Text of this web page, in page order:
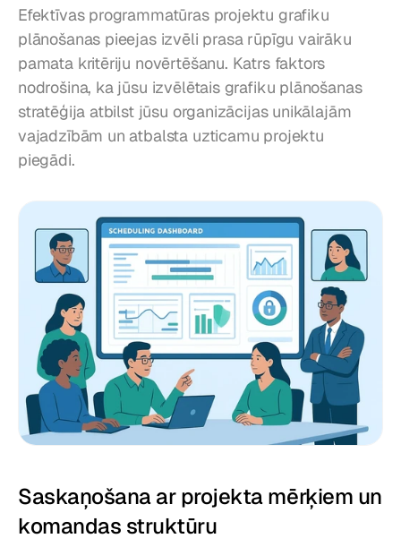
Efektīvas programmatūras projektu grafiku
plānošanas pieejas izvēli prasa rūpīgu vairāku
pamata kritēriju novērtēšanu. Katrs faktors
nodrošina, ka jūsu izvēlētais grafiku plānošanas
stratēģija atbilst jūsu organizācijas unikālajām
vajadzībām un atbalsta uzticamu projektu
piegādi.
Saskaņošana ar projekta mērķiem un
komandas struktūru